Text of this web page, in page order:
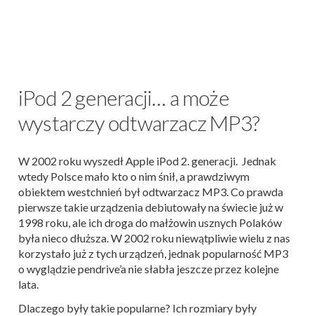
iPod 2 generacji… a może
wystarczy odtwarzacz MP3?
W 2002 roku wyszedł Apple iPod 2. generacji. Jednak
wtedy Polsce mało kto o nim śnił, a prawdziwym
obiektem westchnień był odtwarzacz MP3. Co prawda
pierwsze takie urządzenia debiutowały na świecie już w
1998 roku, ale ich droga do małżowin usznych Polaków
była nieco dłuższa. W 2002 roku niewątpliwie wielu z nas
korzystało już z tych urządzeń, jednak popularność MP3
o wyglądzie pendrive’a nie słabła jeszcze przez kolejne
lata.
Dlaczego były takie popularne? Ich rozmiary były